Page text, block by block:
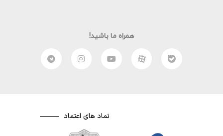
همراه ما باشید!
نماد های اعتماد